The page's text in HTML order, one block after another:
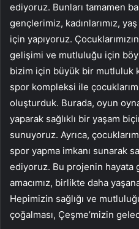
ediyoruz. Bunları tamamen
gençlerimiz, kadınlarımız,
için yapıyoruz.
gelişimi ve mutluluğu için
bizim için büyük bir mutluluk
spor kompleksi ile
oluşturduk. Burada, oyun
yaparak sağlıklı bir yaşam
sunuyoruz. Ayrıca,
spor yapma imkanı sunarak
ediyoruz. Bu projenin hayata
amacımız, birlikte daha
Hepimizin sağlığı ve
çoğalması, Çeşme’mizin